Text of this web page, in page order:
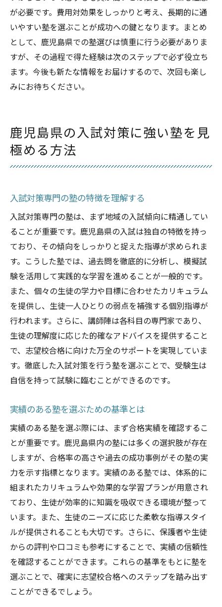
が必要です。費用対効果をしっかりと考え、長期的に通
いやすい塾を選ぶことが成功への鍵となります。まとめ
として、鹿児島県での塾選びは慎重に行う必要がありま
すが、その過程で得た経験は次のステップで必ず役立ち
ます。今後も新たな情報をお届けするので、次回も楽し
みにお待ちください。
鹿児島県の入試対策に強い塾を見
極める方法
入試対策専門の塾の特徴を理解する
入試対策専門の塾は、まず地域の入試傾向に精通してい
ることが重要です。鹿児島県の入試は独自の特徴を持っ
ており、その傾向をしっかりと捉えた指導が求められま
す。こうした塾では、過去問を徹底的に分析し、模擬試
験を活用して実践的な学習を進めることが一般的です。
また、個々の生徒の学力や目標に合わせたカリキュラム
を提供し、生徒一人ひとりの弱点を補強する個別指導が
行われます。さらに、講師陣は各科目の専門家であり、
生徒の理解度に応じた的確なアドバイスを提供すること
で、志望校合格に向けた万全のサポートを実現していま
す。徹底した入試対策を行う塾を選ぶことで、受験生は
自信を持って試験に臨むことができるのです。
実績のある塾を選ぶための基準とは
実績のある塾を選ぶ際には、まず合格実績を確認するこ
とが重要です。鹿児島県内の塾には多くの選択肢が存在
しますが、合格率の高さや過去の成功事例がその塾の実
力を示す指標となります。実績のある塾では、体系的に
組まれたカリキュラムや効果的な学習プランが用意され
ており、生徒が効率的に知識を吸収できる環境が整って
います。また、生徒のニーズに応じた柔軟な指導スタイ
ルが提供されることも大切です。さらに、保護者や生徒
からの評判や口コミも参考にすることで、実績の信頼性
を確認することができます。これらの基準をもとに塾を
選ぶことで、確実に志望校合格へのステップを踏み出す
ことができるでしょう。